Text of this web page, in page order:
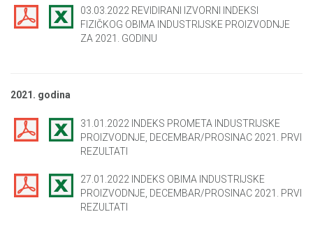
03.03.2022 REVIDIRANI IZVORNI INDEKSI
FIZIČKOG OBIMA INDUSTRIJSKE PROIZVODNJE
ZA 2021. GODINU
2021. godina
31.01.2022 INDEKS PROMETA INDUSTRIJSKE
PROIZVODNJE, DECEMBAR/PROSINAC 2021. PRVI
REZULTATI
27.01.2022 INDEKS OBIMA INDUSTRIJSKE
PROIZVODNJE, DECEMBAR/PROSINAC 2021. PRVI
REZULTATI